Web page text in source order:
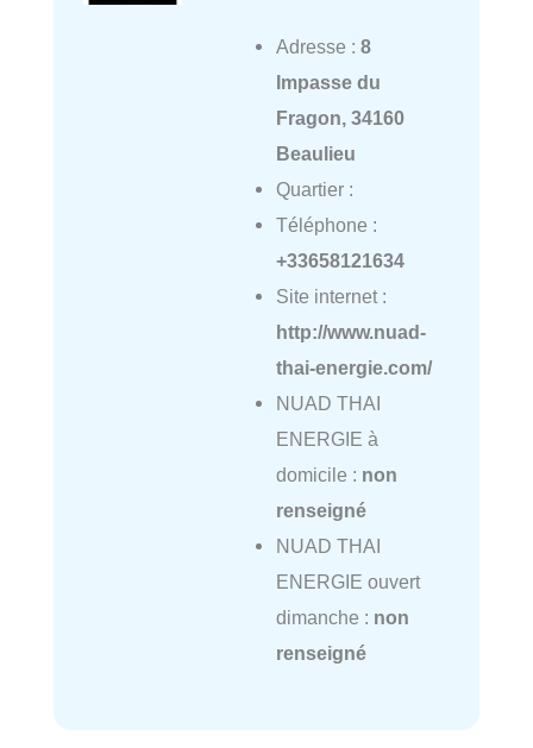
Adresse : 8
Impasse du
Fragon, 34160
Beaulieu
Quartier :
Téléphone :
+33658121634
Site internet :
http://www.nuad-
thai-energie.com/
NUAD THAI
ENERGIE à
domicile : non
renseigné
NUAD THAI
ENERGIE ouvert
dimanche : non
renseigné